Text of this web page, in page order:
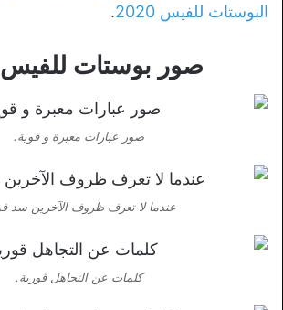
البوستات للفيس 2020
.
صور بوستات
صور عبارات معبرة و قوية.
عندما لا تعرف ظروف الآخرين سد
كلمات عن التجاهل قورية.